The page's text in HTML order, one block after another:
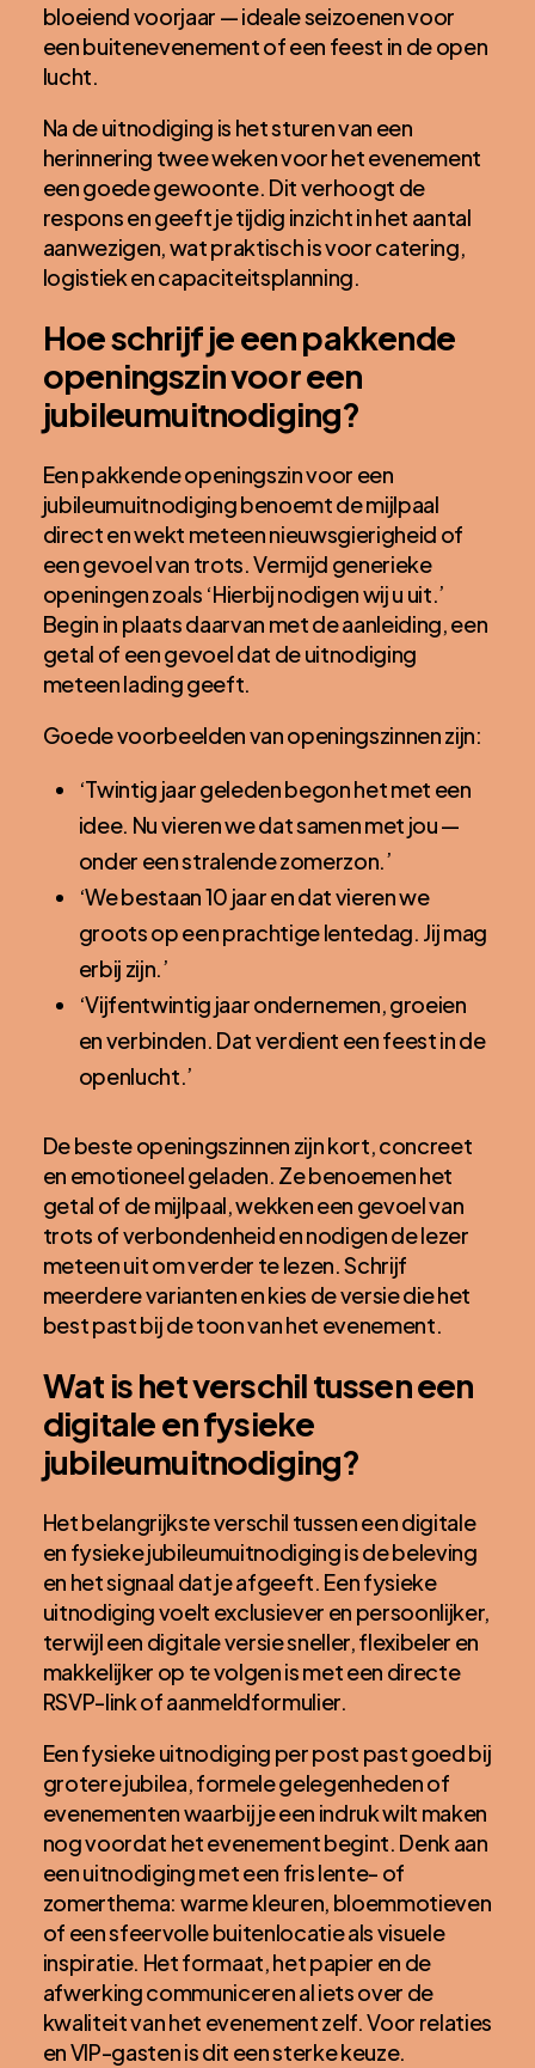
bloeiend voorjaar — ideale seizoenen voor
een buitenevenement of een feest in de open
lucht.
Na de uitnodiging is het sturen van een
herinnering twee weken voor het evenement
een goede gewoonte. Dit verhoogt de
respons en geeft je tijdig inzicht in het aantal
aanwezigen, wat praktisch is voor catering,
logistiek en capaciteitsplanning.
Hoe schrijf je een pakkende
openingszin voor een
jubileumuitnodiging?
Een pakkende openingszin voor een
jubileumuitnodiging benoemt de mijlpaal
direct en wekt meteen nieuwsgierigheid of
een gevoel van trots. Vermijd generieke
openingen zoals ‘Hierbij nodigen wij u uit.’
Begin in plaats daarvan met de aanleiding, een
getal of een gevoel dat de uitnodiging
meteen lading geeft.
Goede voorbeelden van openingszinnen zijn:
‘Twintig jaar geleden begon het met een
idee. Nu vieren we dat samen met jou —
onder een stralende zomerzon.’
‘We bestaan 10 jaar en dat vieren we
groots op een prachtige lentedag. Jij mag
erbij zijn.’
‘Vijfentwintig jaar ondernemen, groeien
en verbinden. Dat verdient een feest in de
openlucht.’
De beste openingszinnen zijn kort, concreet
en emotioneel geladen. Ze benoemen het
getal of de mijlpaal, wekken een gevoel van
trots of verbondenheid en nodigen de lezer
meteen uit om verder te lezen. Schrijf
meerdere varianten en kies de versie die het
best past bij de toon van het evenement.
Wat is het verschil tussen een
digitale en fysieke
jubileumuitnodiging?
Het belangrijkste verschil tussen een digitale
en fysieke jubileumuitnodiging is de beleving
en het signaal dat je afgeeft. Een fysieke
uitnodiging voelt exclusiever en persoonlijker,
terwijl een digitale versie sneller, flexibeler en
makkelijker op te volgen is met een directe
RSVP-link of aanmeldformulier.
Een fysieke uitnodiging per post past goed bij
grotere jubilea, formele gelegenheden of
evenementen waarbij je een indruk wilt maken
nog voordat het evenement begint. Denk aan
een uitnodiging met een fris lente- of
zomerthema: warme kleuren, bloemmotieven
of een sfeervolle buitenlocatie als visuele
inspiratie. Het formaat, het papier en de
afwerking communiceren al iets over de
kwaliteit van het evenement zelf. Voor relaties
en VIP-gasten is dit een sterke keuze.